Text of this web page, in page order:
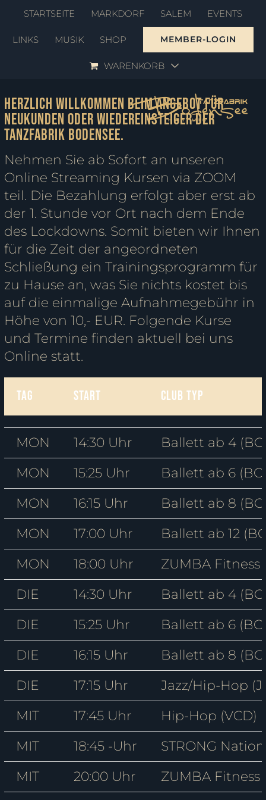
Zum
springen
STARTSEITE MARKDORF SALEM EVENTS
LINKS MUSIK SHOP MEMBER-LOGIN
WARENKORB
ZOOM UP YOUR LIFE
Herzlich Willkommen beim Angebot für
Neukunden oder Wiedereinsteiger der
Tanzfabrik Bodensee.
Nehmen Sie ab Sofort an unseren
Online Streaming Kursen via ZOOM
teil. Die Bezahlung erfolgt aber erst ab
der 1. Stunde vor Ort nach dem Ende
des Lockdowns. Somit bieten wir Ihnen
für die Zeit der angeordneten
Schließung ein Trainingsprogramm für
zu Hause an, was Sie nichts kostet bis
auf die einmalige Aufnahmegebühr in
Höhe von 10,- EUR. Folgende Kurse
und Termine finden aktuell bei uns
Online statt.
TAG Start Club Typ
MON 14:30 Uhr
Ballett ab 4
MON
15:25 Uhr
Ballett ab 6
MON
16:15 Uhr
Ballett ab 8
MON
17:00 Uhr
Ballett ab 12
MON
18:00 Uhr
ZUMBA Fitness
DIE
14:30 Uhr
Ballett ab 4
DIE
15:25 Uhr
Ballett ab 6
DIE
16:15 Uhr
Ballett ab 8
DIE
17:15 Uhr
Jazz/Hip-Hop
MIT
17:45 Uhr
Hip-Hop (VCD)
MIT
18:45 -Uhr
STRONG Nation
MIT
20:00 Uhr
ZUMBA Fitness